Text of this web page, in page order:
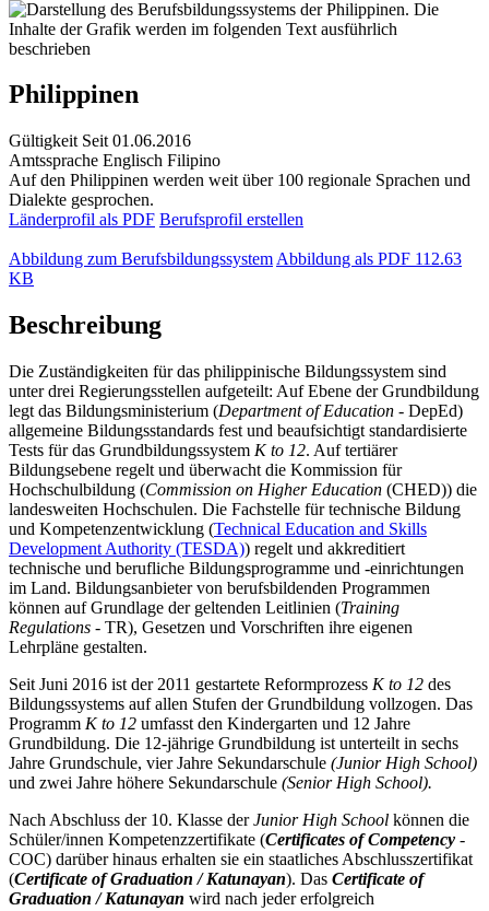
Philippinen
Gültigkeit Seit 01.06.2016
Amtssprache Englisch Filipino
Auf den Philippinen werden weit über 100 regionale Sprachen und
Dialekte gesprochen.
Länderprofil als PDF Berufsprofil erstellen
Abbildung zum Berufsbildungssystem Abbildung als PDF 112.63
KB
Beschreibung
Die Zuständigkeiten für das philippinische Bildungssystem sind
unter drei Regierungsstellen aufgeteilt: Auf Ebene der Grundbildung
legt das Bildungsministerium (Department of Education - DepEd)
allgemeine Bildungsstandards fest und beaufsichtigt standardisierte
Tests für das Grundbildungssystem K to 12. Auf tertiärer
Bildungsebene regelt und überwacht die Kommission für
Hochschulbildung (Commission on Higher Education (CHED)) die
landesweiten Hochschulen. Die Fachstelle für technische Bildung
und Kompetenzentwicklung (Technical Education and Skills
Development Authority (TESDA)) regelt und akkreditiert
technische und berufliche Bildungsprogramme und -einrichtungen
im Land. Bildungsanbieter von berufsbildenden Programmen
können auf Grundlage der geltenden Leitlinien (Training
Regulations - TR), Gesetzen und Vorschriften ihre eigenen
Lehrpläne gestalten.
Seit Juni 2016 ist der 2011 gestartete Reformprozess K to 12 des
Bildungssystems auf allen Stufen der Grundbildung vollzogen. Das
Programm K to 12 umfasst den Kindergarten und 12 Jahre
Grundbildung. Die 12-jährige Grundbildung ist unterteilt in sechs
Jahre Grundschule, vier Jahre Sekundarschule (Junior High School)
und zwei Jahre höhere Sekundarschule (Senior High School).
Nach Abschluss der 10. Klasse derJunior High School können die
Schüler/innen Kompetenzzertifikate (Certificates of Competency -
COC) darüber hinaus erhalten sie ein staatliches Abschlusszertifikat
(Certificate of Graduation / Katunayan). Das Certificate of
Graduation / Katunayan wird nach jeder erfolgreich